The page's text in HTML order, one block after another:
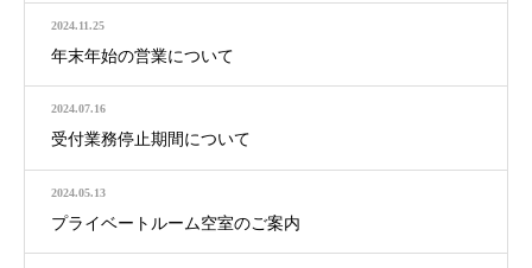
2024.11.25
年末年始の営業について
2024.07.16
受付業務停止期間について
2024.05.13
プライベートルーム空室のご案内